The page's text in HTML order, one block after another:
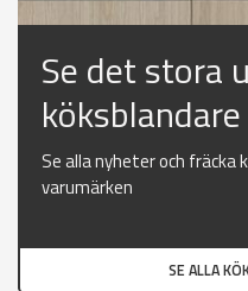
Se det stora
köksblandare
Se alla nyheter och fräcka
varumärken
SE ALLA